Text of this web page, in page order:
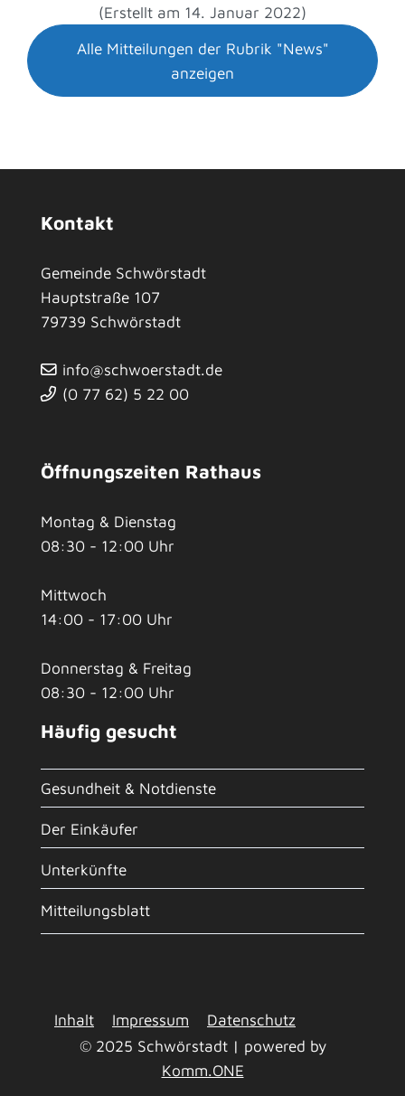
(Erstellt am 14. Januar 2022)
Alle Mitteilungen der Rubrik "News"
anzeigen
Kontakt
Gemeinde Schwörstadt
Hauptstraße 107
79739 Schwörstadt
info@schwoerstadt.de
(0 77 62) 5 22 00
Öffnungszeiten Rathaus
Montag & Dienstag
08:30 - 12:00 Uhr
Mittwoch
14:00 - 17:00 Uhr
Donnerstag & Freitag
08:30 - 12:00 Uhr
Häufig gesucht
Gesundheit & Notdienste
Der Einkäufer
Unterkünfte
Mitteilungsblatt
Inhalt Impressum
Datenschutz
© 2025 Schwörstadt | powered by
Komm.ONE